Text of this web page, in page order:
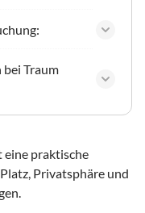
bei Traum
eine praktische
Privatsphäre und